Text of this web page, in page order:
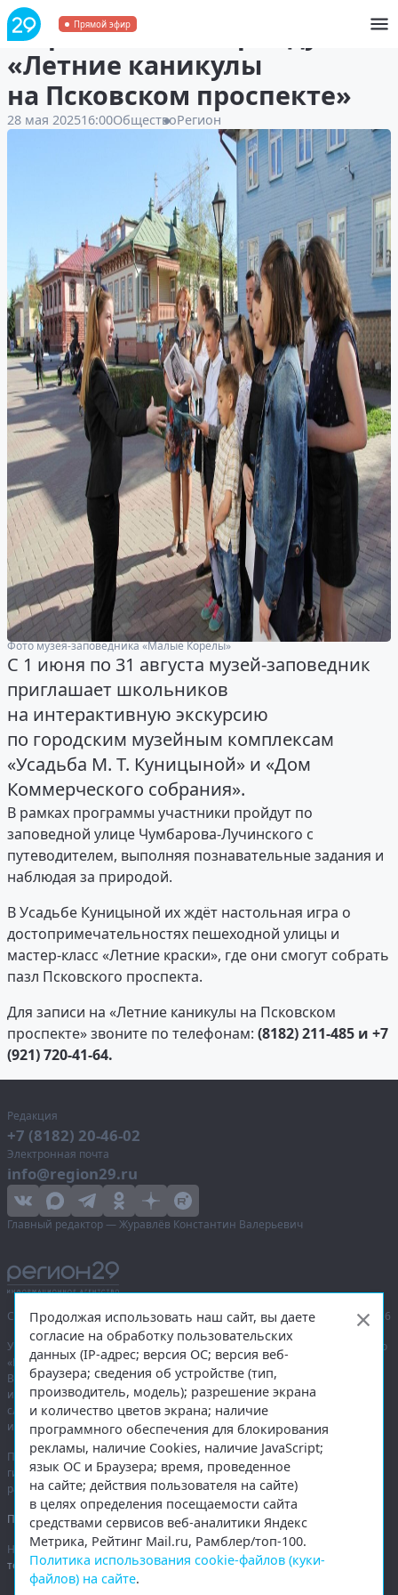
Прямой эфир
В Архангельске пройдут
«Летние каникулы
на Псковском проспекте»
28 мая 202516:00ОбществоРегион
Фото музея-заповедника «Малые Корелы»
С 1 июня по 31 августа музей-заповедник
приглашает школьников
на интерактивную экскурсию
по городским музейным комплексам
«Усадьба М. Т. Куницыной» и «Дом
Коммерческого собрания».
В рамках программы участники пройдут по
заповедной улице Чумбарова-Лучинского с
путеводителем, выполняя познавательные задания и
наблюдая за природой.
В Усадьбе Куницыной их ждёт настольная игра о
достопримечательностях пешеходной улицы и
мастер-класс «Летние краски», где они смогут собрать
пазл Псковского проспекта.
Для записи на «Летние каникулы на Псковском
проспекте» звоните по телефонам: (8182) 211-485 и +7
(921) 720-41-64.
Редакция
+7 (8182) 20-46-02
Электронная почта
info@region29.ru
Главный редактор — Журавлёв Константин Валерьевич
Сетевое издание «Информационное агентство Регион 29»,
© 2016–2026
Учредитель — общество с ограниченной ответственностью «Агентство
«Правда Севера».
Выписка из реестра зарегистрированных средств массовой
информации:ЭЛ № ФС 77-74226от 09.11.2018 выдано Федеральной
службой по надзору в сфере связи, информационных технологий
и массовых коммуникаций (Роскомнадзор).
При полном или частичном использовании любых материалов
гиперссылка на region29.ruобязательна. Копирование материалов без
разрешения администрации сайта запрещено.
Правовая информация.
На информационном ресурсе применяютсярекомендательные
технологии .
Продолжая использовать наш сайт, вы даете
согласие на обработку пользовательских
данных (IP-адрес; версия ОС; версия веб-
браузера; сведения об устройстве (тип,
производитель, модель); разрешение экрана
и количество цветов экрана; наличие
программного обеспечения для блокирования
рекламы, наличие Cookies, наличие JavaScript;
язык ОС и Браузера; время, проведенное
на сайте; действия пользователя на сайте)
в целях определения посещаемости сайта
средствами сервисов веб-аналитики Яндекс
Метрика, Рейтинг Mail.ru, Рамблер/топ-100.
Политика использования cookie-файлов (куки-
файлов) на сайте.